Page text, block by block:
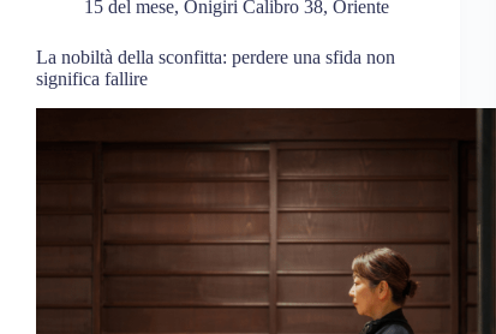
15 del mese, Onigiri Calibro 38, Oriente
La nobiltà della sconfitta: perdere una sfida non
significa fallire